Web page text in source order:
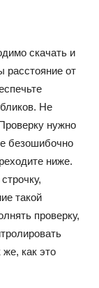
скачать и
расстояние от
Не
нужно
безошибочно
ниже.
такой
проверку,
как это